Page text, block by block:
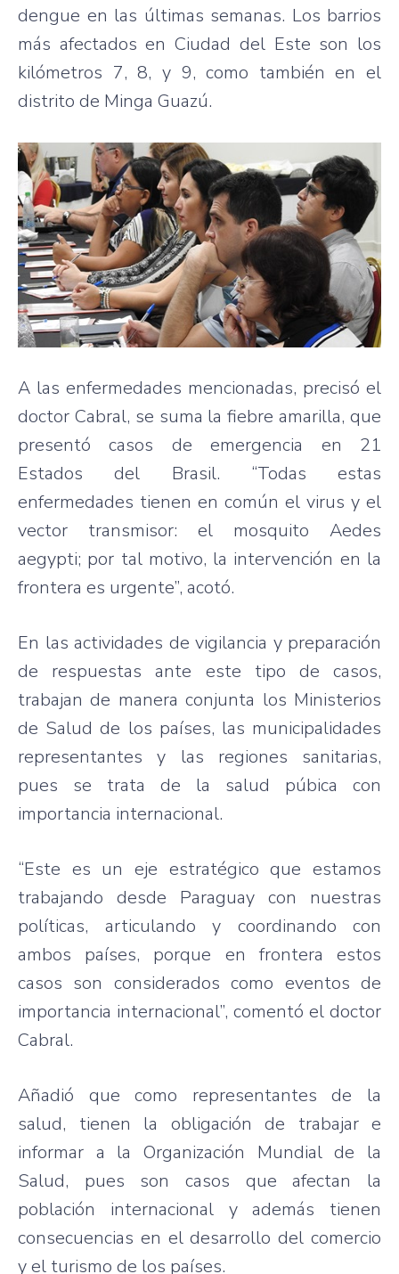
dengue en las últimas semanas. Los barrios
más afectados en Ciudad del Este son los
kilómetros 7, 8, y 9, como también en el
distrito de Minga Guazú.
A las enfermedades mencionadas, precisó el
doctor Cabral, se suma la fiebre amarilla, que
presentó casos de emergencia en 21
Estados del Brasil. “Todas estas
enfermedades tienen en común el virus y el
vector transmisor: el mosquito Aedes
aegypti; por tal motivo, la intervención en la
frontera es urgente”, acotó.
En las actividades de vigilancia y preparación
de respuestas ante este tipo de casos,
trabajan de manera conjunta los Ministerios
de Salud de los países, las municipalidades
representantes y las regiones sanitarias,
pues se trata de la salud púbica con
importancia internacional.
“Este es un eje estratégico que estamos
trabajando desde Paraguay con nuestras
políticas, articulando y coordinando con
ambos países, porque en frontera estos
casos son considerados como eventos de
importancia internacional”, comentó el doctor
Cabral.
Añadió que como representantes de la
salud, tienen la obligación de trabajar e
informar a la Organización Mundial de la
Salud, pues son casos que afectan la
población internacional y además tienen
consecuencias en el desarrollo del comercio
y el turismo de los países.